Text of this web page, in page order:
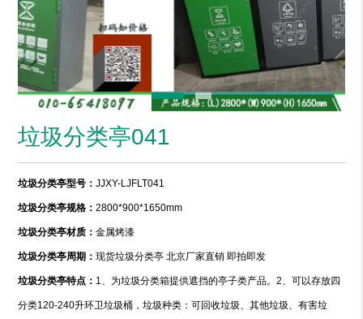
垃圾分类亭041
垃圾分类亭型号：JJXY-LJFLT041
垃圾分类亭规格：2800*900*1650mm
垃圾分类亭材质：金属烤漆
垃圾分类亭周期：现货垃圾分类亭 北京厂家直销 即拍即发
垃圾分类亭特点： 1、为垃圾分类箱提供遮挡的亭子类产品。2、可以存放四
分类120-240升环卫垃圾桶，垃圾种类：可回收垃圾、其他垃圾、有害垃